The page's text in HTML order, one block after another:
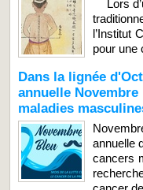
Lors
l’Institut
pour une
Dans la lignée
annuelle
maladies
annuelle
cancers